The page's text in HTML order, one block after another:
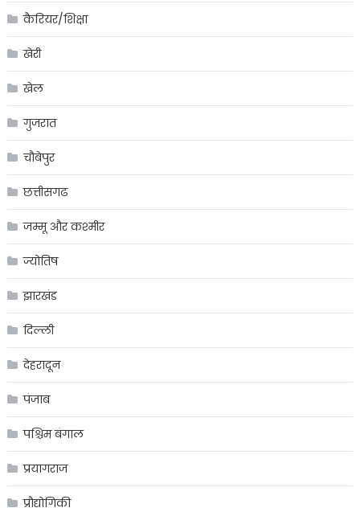
कैरियर/शिक्षा
खेरी
खेल
गुजरात
चौबेपुर
छत्तीसगढ
जम्मू और कश्मीर
ज्योतिष
झारखंड
दिल्ली
देहरादून
पंजाब
पश्चिम बंगाल
प्रयागराज
प्रौद्योगिकी